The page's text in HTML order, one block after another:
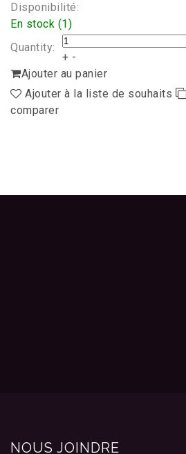
Disponibilité:
En stock (1)
Quantity:
+ -
Ajouter au panier
Ajouter à la liste de souhaits
comparer
NOUS JOINDRE